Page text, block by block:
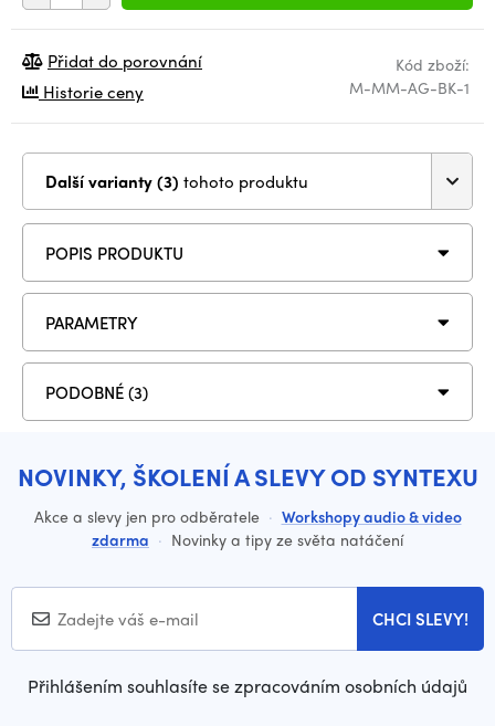
Kód zboží:
M-MM-AG-BK-1
Přidat do porovnání
Historie ceny
Další varianty (3) tohoto produktu
POPIS PRODUKTU
PARAMETRY
PODOBNÉ (3)
NOVINKY, ŠKOLENÍ A SLEVY OD SYNTEXU
Akce a slevy jen pro odběratele · Workshopy audio & video
zdarma · Novinky a tipy ze světa natáčení
CHCI SLEVY!
Přihlášením souhlasíte se zpracováním osobních údajů